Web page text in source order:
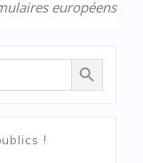
européens
Search Button
!